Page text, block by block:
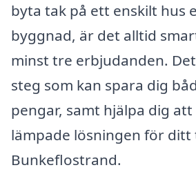
byta tak på ett enskilt hus
byggnad, är det alltid
minst tre erbjudanden.
steg som kan spara dig
pengar, samt hjälpa dig
lämpade lösningen för ditt
Bunkeflostrand.